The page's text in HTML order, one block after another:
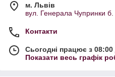
м. Львів
вул. Генерала Чупринки б.
Контакти
Сьогодні працює з
Показати весь графік